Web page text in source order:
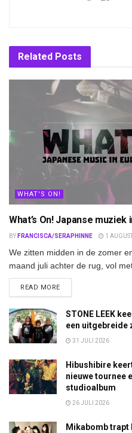
Related Posts
WHAT'S ON!
What’s On! Japanse
BY FRANCISCA/SERAPHINNE 1
We zitten midden in de zomer
maand juli achter de rug, vol
READ MOREDETAILS
STONE LEEK
een uitgebreide
31 JULI 2026
Hibushibire
nieuwe tournee
studioalbum
26 JULI 2026
Mikabomb trapt